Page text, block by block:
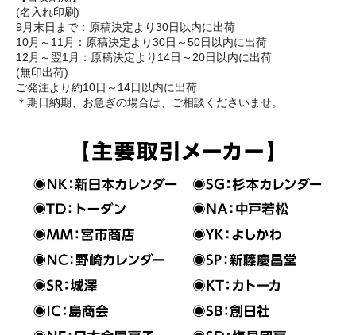
(名入れ印刷)
9月末日まで：原稿決定より30日以内に出荷
10月～11月：原稿決定より30日～50日以内に出荷
12月～翌1月：原稿決定より14日～20日以内に出荷
(無印出荷)
ご発注より約10日～14日以内に出荷
＊期日納期、お急ぎの場合は、ご相談くださいませ。